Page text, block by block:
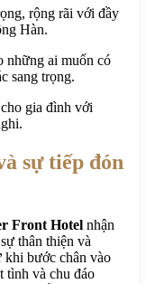
rộng rãi với đầy
Hàn.
những ai muốn có
sang trọng.
gia đình với
sự tiếp đón
Front Hotel nhận
thân thiện và
khi bước chân vào
tình và chu đáo